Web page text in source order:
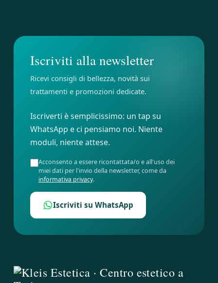
navigation
Iscriviti alla newsletter
Ricevi consigli di bellezza, novità sui
trattamenti e promozioni dedicate.
Iscriverti è semplicissimo: un tap su
WhatsApp e ci pensiamo noi. Niente
moduli, niente attese.
Acconsento a essere ricontattata/o e all'uso dei
miei dati per l'invio della newsletter, come da
informativa privacy.
Iscriviti su WhatsApp